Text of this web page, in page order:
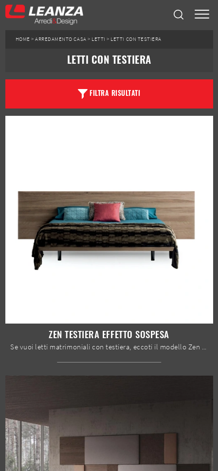
HOME >ARREDAMENTO CASA > LETTI > LETTI CON TESTIERA
LETTI CON TESTIERA
FILTRA RISULTATI
ZEN TESTIERA EFFETTO SOSPESA
Se vuoi letti matrimoniali con testiera, eccoti il modello Zen testiera effetto sospesa in legno per valorizzare la camera da letto.